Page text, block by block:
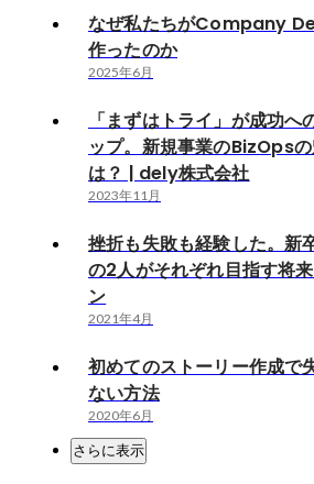
なぜ私たちがCompany
作ったのか
2025年6月
「まずはトライ」が成功へ
ップ。新規事業のBizOps
は？ | dely株式会社
2023年11月
挫折も失敗も経験した。新
の2人がそれぞれ目指す将
ン
2021年4月
初めてのストーリー作成で
ない方法
2020年6月
さらに表示